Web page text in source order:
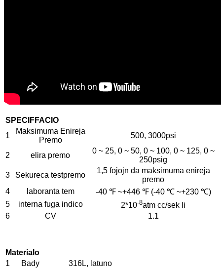
SPECIFFACIO
1
Maksimuma Enireja
Premo
500, 3000psi
2 elira premo
0 ~ 25, 0 ~ 50, 0 ~ 100, 0 ~ 125, 0 ~
250psig
3
Sekureca testpremo
1,5 fojojn da maksimuma enireja
premo
4
laboranta tem
-40 ℉ ~+446 ℉ (-40 ℃ ~+230 ℃)
5
interna fuga indico 2*10-8atm cc/sek li
6
CV 1.1
Materialo
1
Bady
316L, latuno